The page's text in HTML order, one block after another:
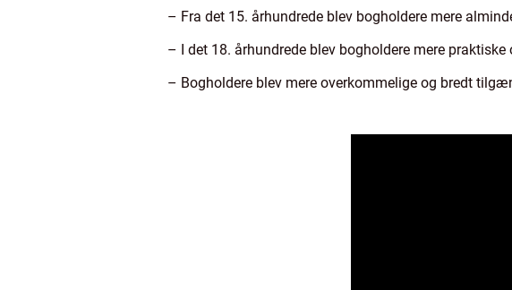
– Fra det 15. århundrede blev bogholdere mere
– I det 18. århundrede blev bogholdere mere
– Bogholdere blev mere overkommelige og bredt